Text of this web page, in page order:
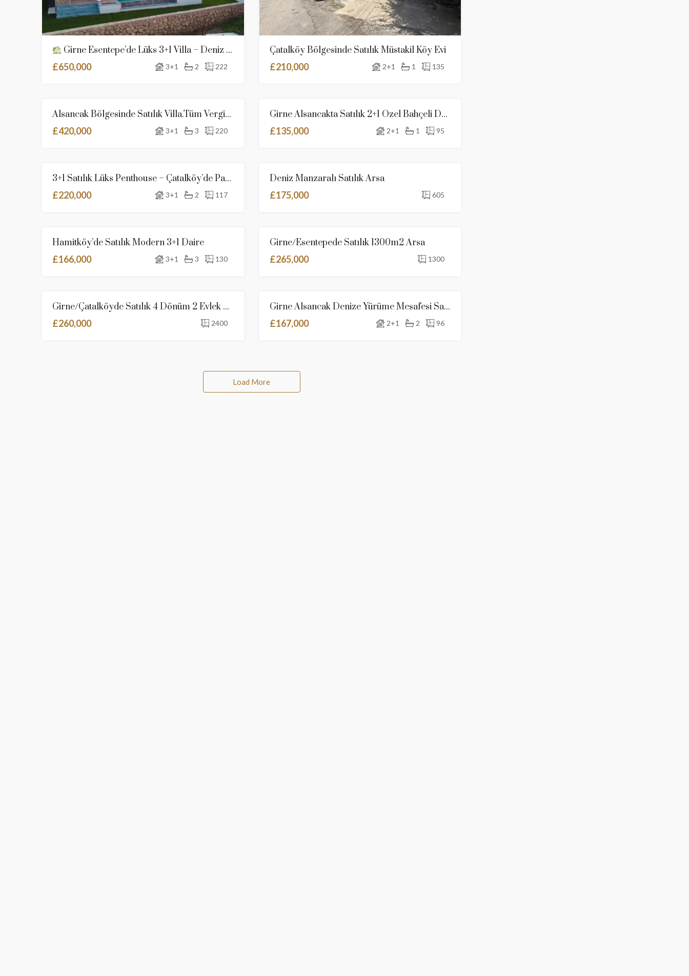
Girne Esentepe’de Lüks 3+1 Villa – Deniz Ve Dağ Manzaralı Ve Taşınmaya Hazır.Bankasız Ve Faizsiz Taksitlendirme Imkanı
£650,000
3+1 2 222
Çatalköy Bölgesinde Satılık Müstakil Köy Evi
£210,000
2+1 1 135
SATILIK YENI İLAN
Alsancak Bölgesinde Satılık Villa.Tüm Vergiler Ödenmiştir
£420,000
3+1 3 220
SATILIK YENI İLAN
Girne Alsancakta Satılık 2+1 Özel Bahçeli Daire
£135,000
2+1 1 95
SATILIK YENI İLAN
3+1 Satılık Lüks Penthouse – Çatalköy’de Panoramik Deniz Ve Dağ Manzaralı
£220,000
3+1 2 117
Deniz Manzaralı Satılık Arsa
£175,000
605
SATILIK
Hamitköy’de Satılık Modern 3+1 Daire
£166,000
3+1 3 130
SATILIK YENI İLAN
Girne/Esentepede Satılık 1300m2 Arsa
£265,000
1300
SATILIK
Girne/Çatalköyde Satılık 4 Dönüm 2 Evlek Arazi
£260,000
2400
SATILIK YENI İLANGirne Alsancak Denize Yürüme Mesafesi Satılık 2+1 Özel Çatı Teraslı Daireler / Ortak Havuz / Site İçerisinde
£167,000
2+1 2 96
Load More